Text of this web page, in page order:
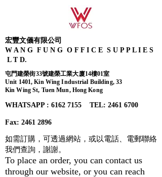
宏豐文儀有限公司
W A N G F U N G O F F I C E S U P P L I E S
L T D.
屯門建榮街33號建榮工業大廈14樓01室
Unit 1401, Kin Wing Industrial Building, 33
Kin Wing St, Tuen Mun, Hong Kong
WHATSAPP : 6162 7155​ TEL: 2461 6700
Fax: 2461 2896
如需訂購，可透過網站，或以電話、電郵聯絡
我們查詢， 謝謝。
To place an order, you can contact us
through our website, or you can reach